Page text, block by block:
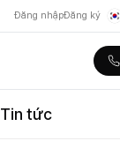
Đăng nhậpĐăng ký
Tin tức